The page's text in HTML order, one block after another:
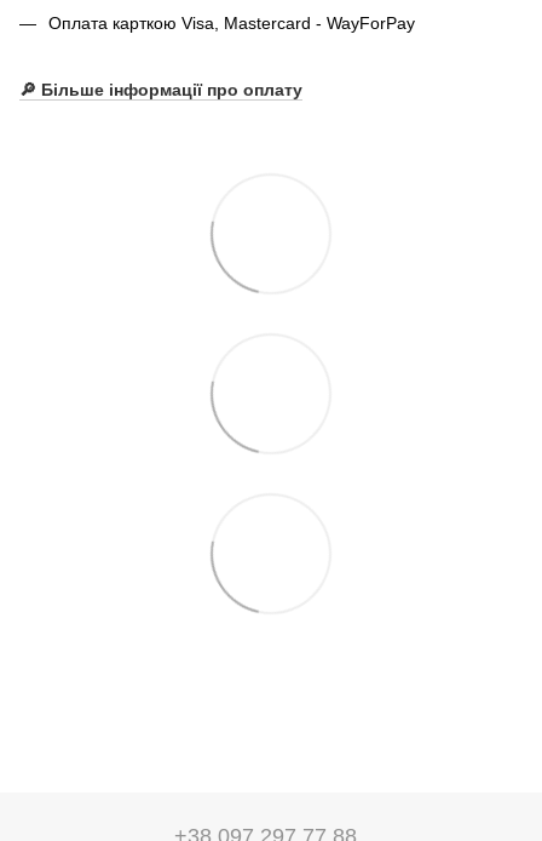
Оплата карткою Visa, Mastercard - WayForPay
🔎 Більше інформації про оплату
+38 097 297 77 88